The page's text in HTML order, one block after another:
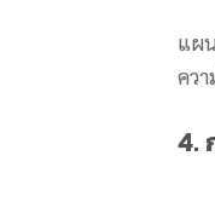
แผ
คว
4.
ห